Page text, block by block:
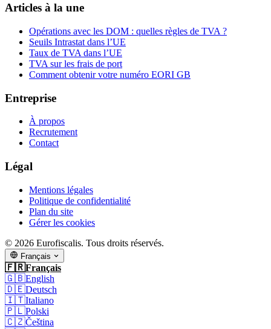
Articles à la une
Opérations avec les DOM : quelles règles de TVA ?
Seuils Intrastat dans l’UE
Taux de TVA dans l’UE
TVA sur les frais de port
Comment obtenir votre numéro EORI GB
Entreprise
À propos
Recrutement
Contact
Légal
Mentions légales
Politique de confidentialité
Plan du site
Gérer les cookies
© 2026 Eurofiscalis. Tous droits réservés.
Français
🇫🇷Français
🇬🇧English
🇩🇪Deutsch
🇮🇹Italiano
🇵🇱Polski
🇨🇿Čeština